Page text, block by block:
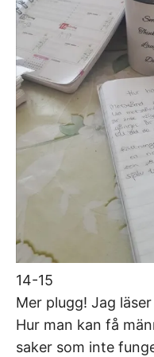
14-15
Mer plugg! Jag
Hur man kan få
saker som inte